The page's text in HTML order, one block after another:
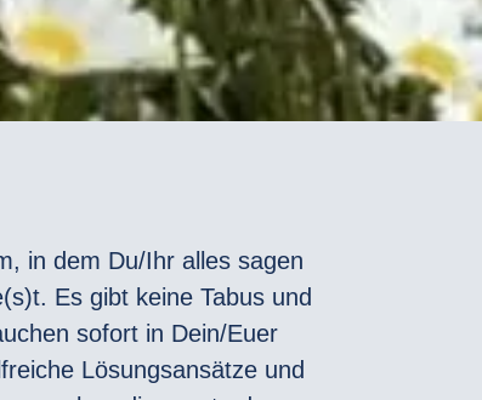
in dem Du/Ihr alles sagen
Es gibt keine Tabus und
sofort in Dein/Euer
Lösungsansätze und